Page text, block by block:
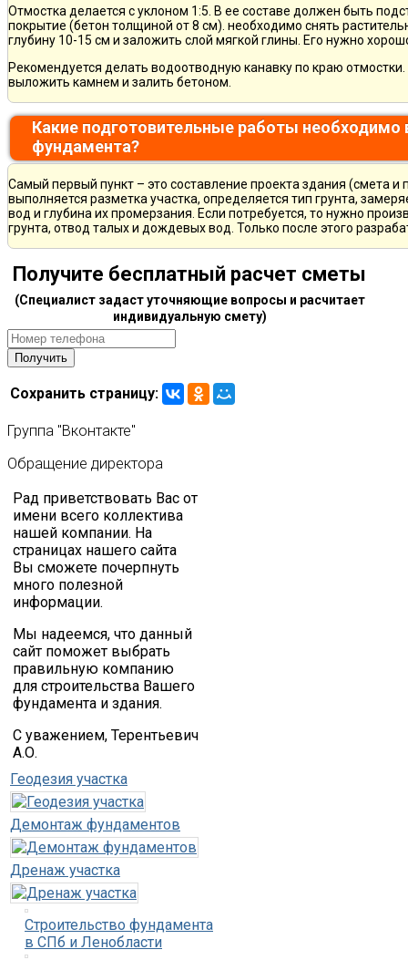
Отмостка делается с уклоном 1:5. В ее составе должен быть
покрытие (бетон толщиной от 8 см). необходимо снять
глубину 10-15 см и заложить слой мягкой глины. Его нужно
Рекомендуется делать водоотводную канавку по краю
выложить камнем и залить бетоном.
Какие подготовительные работы необходимо
фундамента?
Самый первый пункт – это составление проекта здания (смета
выполняется разметка участка, определяется тип грунта,
вод и глубина их промерзания. Если потребуется, то нужно
грунта, отвод талых и дождевых вод. Только после этого
Получите бесплатный расчет сметы
(Специалист задаст уточняющие вопросы и расчитает
индивидуальную смету)
Сохранить страницу:
Группа "Вконтакте"
Обращение директора
Рад приветствовать Вас от
имени всего коллектива
нашей компании. На
страницах нашего сайта
Вы сможете почерпнуть
много полезной
информации.
Мы надеемся, что данный
сайт поможет выбрать
правильную компанию
для строительства Вашего
фундамента и здания.
С уважением, Терентьевич
А.О.
Геодезия участка
Демонтаж фундаментов
Дренаж участка
Строительство фундамента
в СПб и Ленобласти